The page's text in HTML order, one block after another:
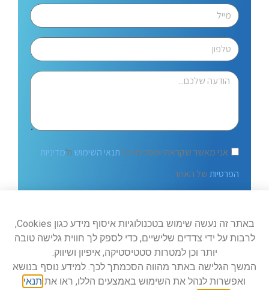
אני מאשר שקראתי ומסכים/ה לתנאי השימוש ולמדיניות
הפרטיותשל האתר.
באתר זה נעשה שימוש בטכנולוגיות איסוף מידע כגון Cookies,
לרבות על ידי צדדים שלישיים, כדי לספק לך חווית גלישה טובה
יותר וכן למטרות סטטיסטיקה, איפיון ושיווק.
המשך הגלישה באתר מהווה הסכמתך לכך. למידע נוסף בנושא
ואפשרות לנהל את השימוש באמצעים הללו, ראו את תנאי